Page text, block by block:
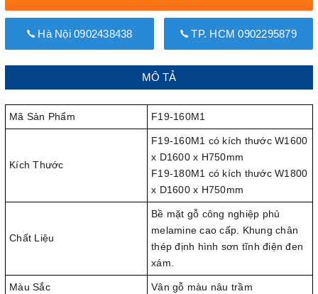
Hà Nội 0902438438 TP. HCM 0902295879
MÔ TẢ
Mã Sản Phẩm F19-160M1
Kích Thước
F19-160M1 có kích thước W1600
x D1600 x H750mm
F19-180M1 có kích thước W1800
x D1600 x H750mm
Chất Liệu
Bề mặt gỗ công nghiệp phủ
melamine cao cấp. Khung chân
thép định hình sơn tĩnh điện đen
xám.
Màu Sắc Vân gỗ màu nâu trầm